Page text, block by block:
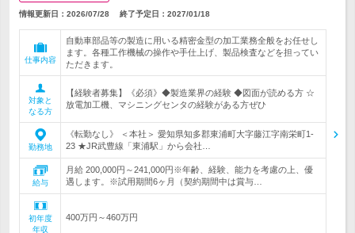
情報更新日：2026/07/28 終了予定日： 2027/01/18
仕事内容
自動車部品等の製造に用いる精密金型の加工業務全般をお任せし
ます。各種工作機械の操作や手仕上げ、製品検査などを担ってい
ただきます。
対象と
なる方
【経験者募集】《必須》◆製造業界の経験 ◆図面が読める方 ☆
放電加工機、マシニングセンタの経験がある方ぜひ
勤務地
《転勤なし》 ＜本社＞ 愛知県知多郡東浦町大字藤江字南栄町1-
23 ★JR武豊線「東浦駅」から会社…
給与
月給 200,000円～241,000円※年齢、経験、能力を考慮の上、優
遇します。※試用期間6ヶ月（契約期間中は賞与…
初年度
年収
400万円～460万円